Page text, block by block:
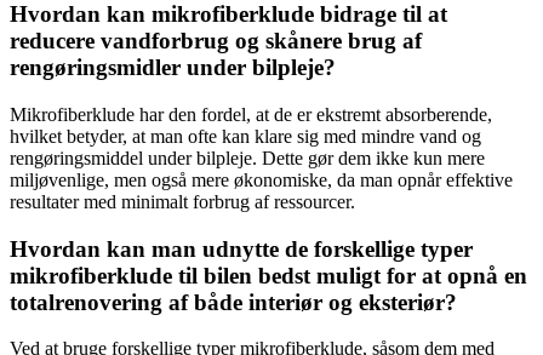
Hvordan kan mikrofiberklude bidrage til at
reducere vandforbrug og skånere brug af
rengøringsmidler under bilpleje?
Mikrofiberklude har den fordel, at de er ekstremt absorberende,
hvilket betyder, at man ofte kan klare sig med mindre vand og
rengøringsmiddel under bilpleje. Dette gør dem ikke kun mere
miljøvenlige, men også mere økonomiske, da man opnår effektive
resultater med minimalt forbrug af ressourcer.
Hvordan kan man udnytte de forskellige typer
mikrofiberklude til bilen bedst muligt for at opnå en
totalrenovering af både interiør og eksteriør?
Ved at bruge forskellige typer mikrofiberklude, såsom dem med